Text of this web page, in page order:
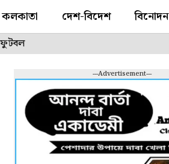
কলকাতা দেশ-বিদেশ বিনোদন
ফুটবল
---Advertisement---